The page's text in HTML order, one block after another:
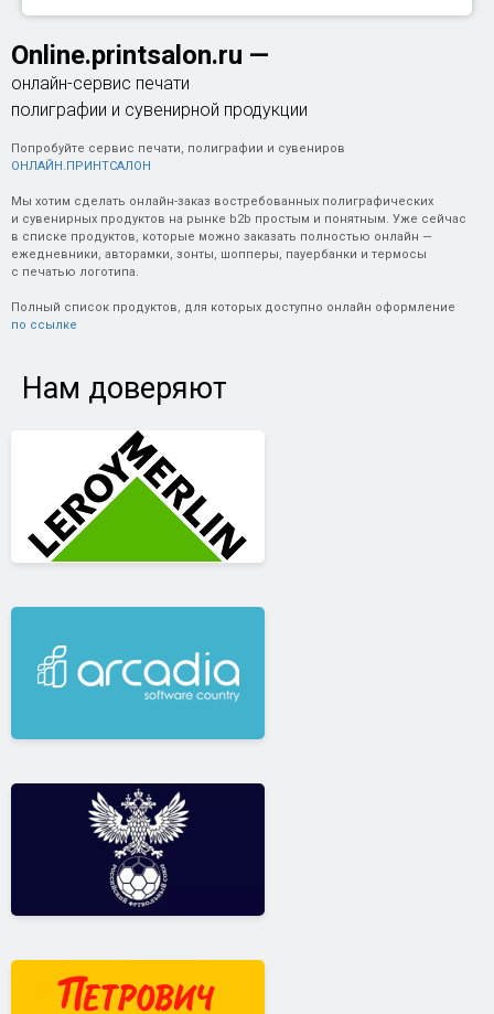
Online.printsalon.ru —
онлайн-сервис печати
полиграфии и сувенирной продукции
Попробуйте сервис печати, полиграфии и сувениров
ОНЛАЙН.ПРИНТСАЛОН
Мы хотим сделать онлайн-заказ востребованных полиграфических
и сувенирных продуктов на рынке b2b простым и понятным. Уже сейчас
в списке продуктов, которые можно заказать полностью онлайн —
ежедневники, авторамки, зонты, шопперы, пауербанки и термосы
с печатью логотипа.
Полный список продуктов, для которых доступно онлайн оформление
по ссылке
Нам доверяют